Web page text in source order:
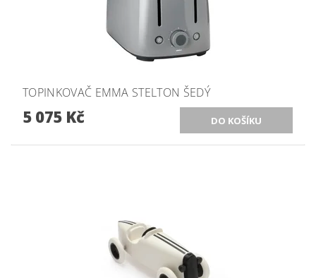
TOPINKOVAČ EMMA STELTON ŠEDÝ
5 075 Kč